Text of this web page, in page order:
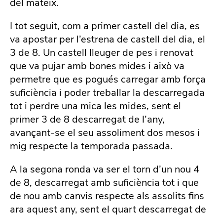
I tot seguit, com a primer castell del dia, es
va apostar per l’estrena de castell del dia, el
3 de 8. Un castell lleuger de pes i renovat
que va pujar amb bones mides i això va
permetre que es pogués carregar amb força
suficiència i poder treballar la descarregada
tot i perdre una mica les mides, sent el
primer 3 de 8 descarregat de l’any,
avançant-se el seu assoliment dos mesos i
mig respecte la temporada passada.
A la segona ronda va ser el torn d’un nou 4
de 8, descarregat amb suficiència tot i que
de nou amb canvis respecte als assolits fins
ara aquest any, sent el quart descarregat de